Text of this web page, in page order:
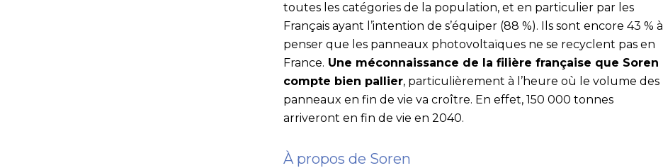
toutes les catégories de la population, et en particulier par les
Français ayant l’intention de s’équiper (88 %). Ils sont encore 43 % à
penser que les panneaux photovoltaïques ne se recyclent pas en
France. Une méconnaissance de la filière française que Soren
compte bien pallier, particulièrement à l’heure où le volume des
panneaux en fin de vie va croître. En effet, 150 000 tonnes
arriveront en fin de vie en 2040.
À propos de Soren